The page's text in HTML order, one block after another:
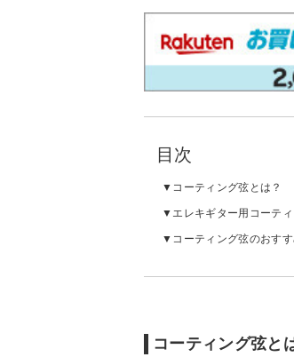
目次
コーティング弦とは？
エレキギター用コーテ
コーティング弦のおすす
コーティング弦と